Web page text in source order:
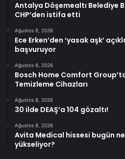
Antalya Döşemealtı Belediye
CHP’den istifa etti
Ağustos 8, 2026
Ece Erken’den ‘yasak aşk’
başvuruyor
Ağustos 8, 2026
Bosch Home Comfort
Temizleme Cihazları
Ağustos 8, 2026
30 ilde DEAŞ’a 104 gözaltı!
Ağustos 8, 2026
Avita Medical hissesi bugün
yükseliyor?